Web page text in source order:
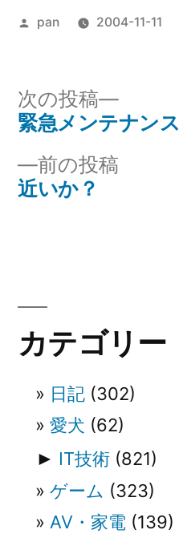
投
pan 2004-11-11
投
稿
ナ
ー
シ
前の投稿
近いか？
次の投稿
次
の
緊急メンテナンス
カテゴリー
日記 (302)
愛犬 (62)
► IT技術 (821)
ゲーム (323)
AV・家電 (139)